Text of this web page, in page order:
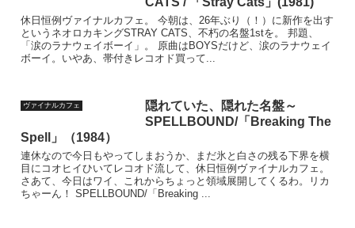
休日恒例ヴァイナルカフェ。 今朝は、26年ぶり（！）に新作を出す
というネオロカキングSTRAY CATS、不朽の名盤1stを。 邦題、
「涙のラナウェイボーイ」。 原曲はBOYSだけど、涙のラナウェイ
ボーイ。いやあ、帯付きレコオド買って...
ヴァイナルカフェ
隠れていた、隠れた名盤～
SPELLBOUND/「Breaking The
Spell」（1984）
連休なので今日もやってしまおうか、まだ氷と白さの残る下界を横
目にコオヒイひいてレコオド流して、休日恒例ヴァイナルカフェ。
さあて、今日はワイ、これからちょっと領域展開してくるわ。リカ
ちゃーん！ SPELLBOUND/「Breaking ...